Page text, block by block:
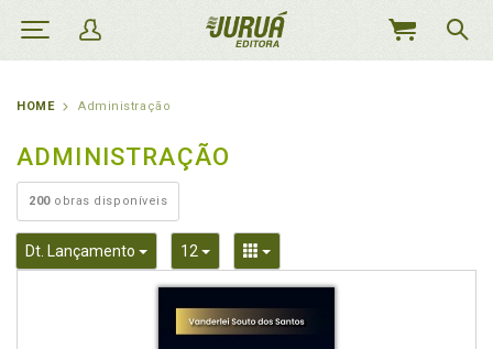
MEU
HOME Administração
ADMINISTRAÇÃO
200obras disponíveis
Dt. Lançamento Toggle Dropdown
12 Toggle DropdownToggle Dropdown